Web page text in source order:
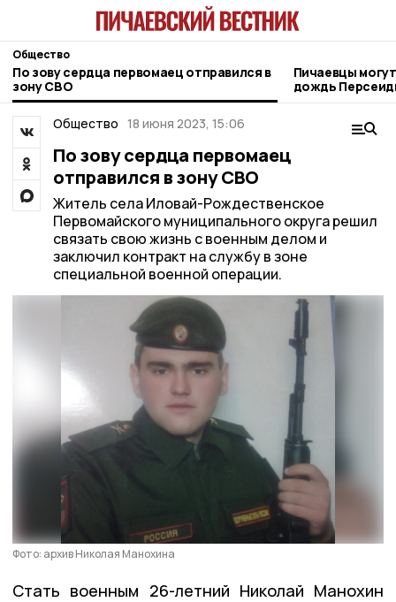
Общество
По зову сердца первомаец отправился в
зону СВО
Пичаевцы
дождь
Общество 18 июня 2023, 15:06
По зову сердца первомаец
отправился в зону СВО
Житель села Иловай-Рождественское
Первомайского муниципального округа решил
связать свою жизнь с военным делом и
заключил контракт на службу в зоне
специальной военной операции.
Фото: архив Николая Манохина
Стать военным 26-летний Николай Манохин